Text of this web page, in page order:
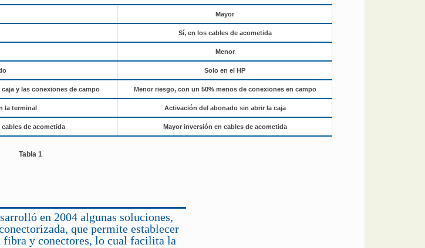
Mayor
Sí, en los cables de acometida
Menor
Solo en el HP
y las conexiones de campo Menor riesgo, con un 50% menos de conexiones en campo
la terminal Activación del abonado sin abrir la caja
cables de acometida Mayor inversión en cables de acometida
Tabla 1
en 2004 algunas soluciones,
que permite establecer
fibra y conectores, lo cual facilita la